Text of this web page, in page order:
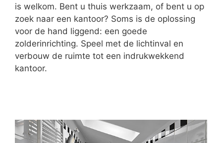
is welkom. Bent u thuis werkzaam, of bent u op
zoek naar een kantoor? Soms is de oplossing
voor de hand liggend: een goede
zolderinrichting. Speel met de lichtinval en
verbouw de ruimte tot een indrukwekkend
kantoor.